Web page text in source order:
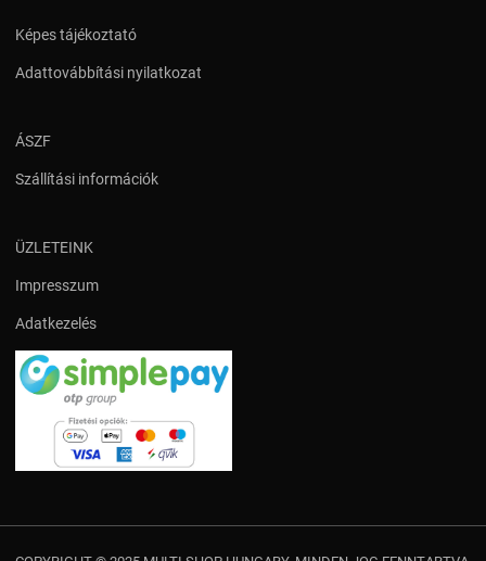
Képes tájékoztató
Adattovábbítási nyilatkozat
ÁSZF
Szállítási információk
ÜZLETEINK
Impresszum
Adatkezelés